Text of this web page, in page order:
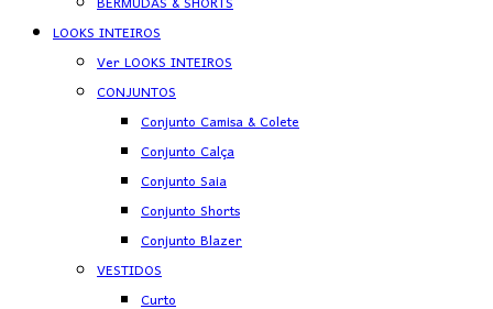
LOOKS INTEIROS
Ver LOOKS INTEIROS
CONJUNTOS
Conjunto Camisa & Colete
Conjunto Calça
Conjunto Saia
Conjunto Shorts
Conjunto Blazer
VESTIDOS
Curto